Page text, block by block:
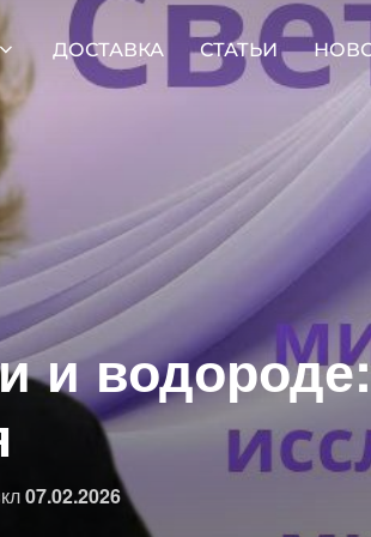
ДОСТАВКА СТАТЬИ
и
Опубликовано
07.02.2026